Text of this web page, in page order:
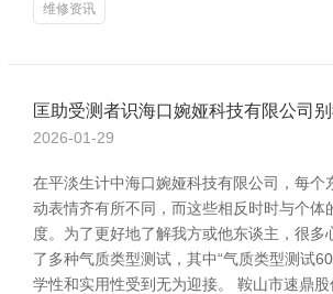
维修资讯
匡助受测者识海口婉娅科技有限公司
2026-01-29
在平淡生计中海口婉娅科技有限公司，每个
动表情齐有所不同，而这些相反时时与个体
度。为了更好地了解我方或他东谈主，很多
了多种气质类型测试，其中“气质类型测试
学性和实用性受到无为迎接。 鞍山市速鼎